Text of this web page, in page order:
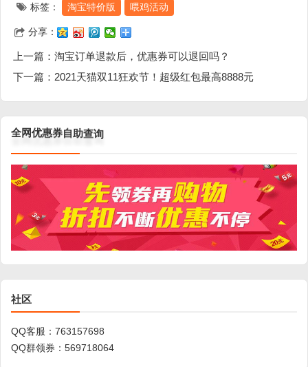
标签： 淘宝特价版 喂鸡活动
分享：
上一篇： 淘宝订单退款后，优惠券可以退回吗？
下一篇： 2021天猫双11狂欢节！超级红包最高8888元
全网优惠券自助查询
社区
QQ客服： 763157698
QQ群领券： 569718064